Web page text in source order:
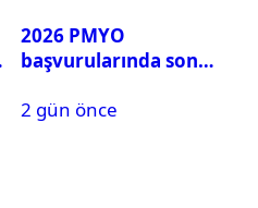
2026 PMYO
başvurularında son
2 gün önce